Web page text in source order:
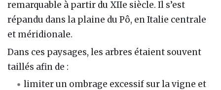
remarquable à partir du XIIe siècle. Il s’est
répandu dans la plaine du Pô, en Italie centrale
et méridionale.
Dans ces paysages, les arbres étaient souvent
taillés afin de :
limiter un ombrage excessif sur la vigne et